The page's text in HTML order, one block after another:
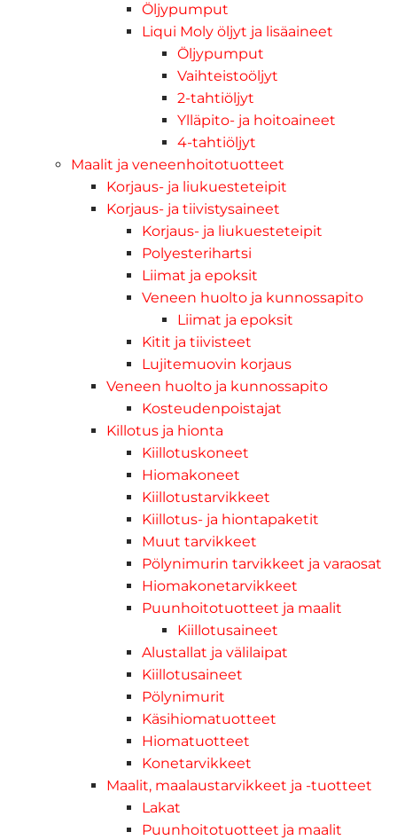
Öljypumput
Liqui Moly öljyt ja lisäaineet
Öljypumput
Vaihteistoöljyt
2-tahtiöljyt
Ylläpito- ja hoitoaineet
4-tahtiöljyt
Maalit ja veneenhoitotuotteet
Korjaus- ja liukuesteteipit
Korjaus- ja tiivistysaineet
Korjaus- ja liukuesteteipit
Polyesterihartsi
Liimat ja epoksit
Veneen huolto ja kunnossapito
Liimat ja epoksit
Kitit ja tiivisteet
Lujitemuovin korjaus
Veneen huolto ja kunnossapito
Kosteudenpoistajat
Killotus ja hionta
Kiillotuskoneet
Hiomakoneet
Kiillotustarvikkeet
Kiillotus- ja hiontapaketit
Muut tarvikkeet
Pölynimurin tarvikkeet ja varaosat
Hiomakonetarvikkeet
Puunhoitotuotteet ja maalit
Kiillotusaineet
Alustallat ja välilaipat
Kiillotusaineet
Pölynimurit
Käsihiomatuotteet
Hiomatuotteet
Konetarvikkeet
Maalit, maalaustarvikkeet ja -tuotteet
Lakat
Puunhoitotuotteet ja maalit